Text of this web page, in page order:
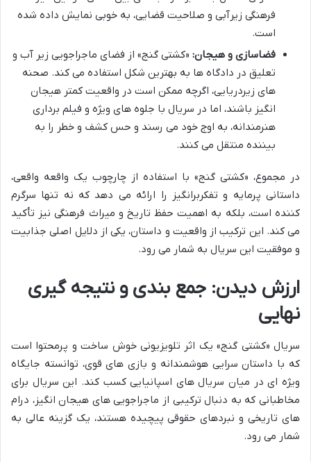
فرهنگی زیرآبی و صلاحیت قضایی، به خوبی نمایش داده شده
است.
فضاسازی و هیجان: «کشتی گنج» از فضای ماجراجویی زیر آب و
تعلیق در دادگاه ها به بهترین شکل استفاده می کند. صحنه
های زیردریایی، اگرچه ممکن است در واقعیت کمتر هیجان
انگیز باشند، اما در سریال با جلوه های ویژه و فیلم برداری
هنرمندانه، به اوج خود می رسند و حس کشف و خطر را به
بیننده منتقل می کنند.
در مجموع، «کشتی گنج» با استفاده از چارچوب یک واقعه واقعی،
داستانی پرمایه و تفکربرانگیز را ارائه می دهد که نه تنها سرگرم
کننده است، بلکه به اهمیت حفظ تاریخ و میراث فرهنگی نیز تأکید
می کند. این ترکیب از واقعیت و داستان، یکی از دلایل اصلی جذابیت
و موفقیت این سریال به شمار می رود.
ارزش دیدن: جمع بندی و نتیجه گیری
نهایی
سریال «کشتی گنج» یک اثر تلویزیونی خوش ساخت و پرمحتوا است
که با داستان سرایی هوشمندانه و بازی های قوی، توانسته جایگاه
ویژه ای در میان سریال های اسپانیایی کسب کند. این سریال برای
مخاطبانی که به دنبال ترکیبی از ماجراجویی های هیجان انگیز، درام
های تاریخی و نبردهای حقوقی پیچیده هستند، یک گزینه عالی به
شمار می رود.